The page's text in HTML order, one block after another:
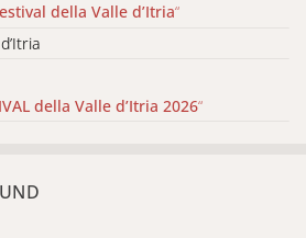
della Valle d’Itria“
della Valle d’Itria 2026“